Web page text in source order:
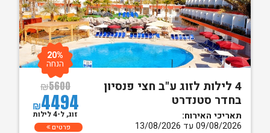
4 לילות לזוג ע"ב חצי פנסיון
בחדר סטנדרט
תאריכי האירוח:
09/08/2026 עד 13/08/2026
₪5600
₪4494
20%
הנחה
זוג, ל-4 לילות
פרטים